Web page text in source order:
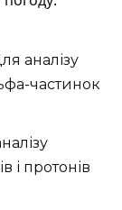
аналізу
частинок
і протонів